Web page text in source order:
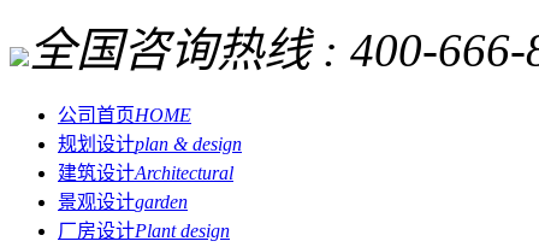
全国咨询热线 : 400-666-
公司首页HOME
规划设计plan & design
建筑设计Architectural
景观设计garden
厂房设计Plant design